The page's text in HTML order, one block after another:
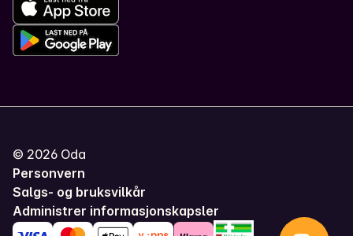
© 2026 Oda
Personvern
Salgs- og bruksvilkår
Administrer informasjonskapsler